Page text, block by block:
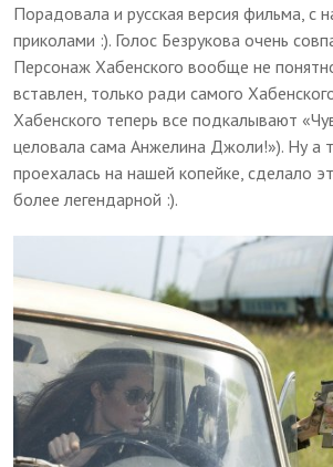
Порадовала и русская версия фильма, с
приколами :). Голос Безрукова очень
Персонаж Хабенского вообще не
вставлен, только ради самого
Хабенского теперь все подкалывают
целовала сама Анжелина Джоли!»). Ну а
проехалась на нашей копейке, сделало
более легендарной :).